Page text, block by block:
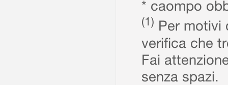
* caompo
(1) Per motivi
verifica che
Fai
senza spazi.